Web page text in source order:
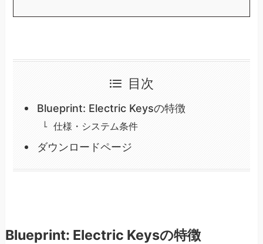
目次
Blueprint: Electric Keysの特徴
仕様・システム条件
ダウンロードページ
Blueprint: Electric Keysの特徴